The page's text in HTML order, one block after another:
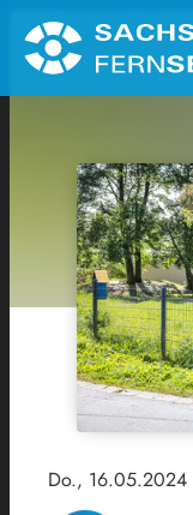
Do., 16.05.2024